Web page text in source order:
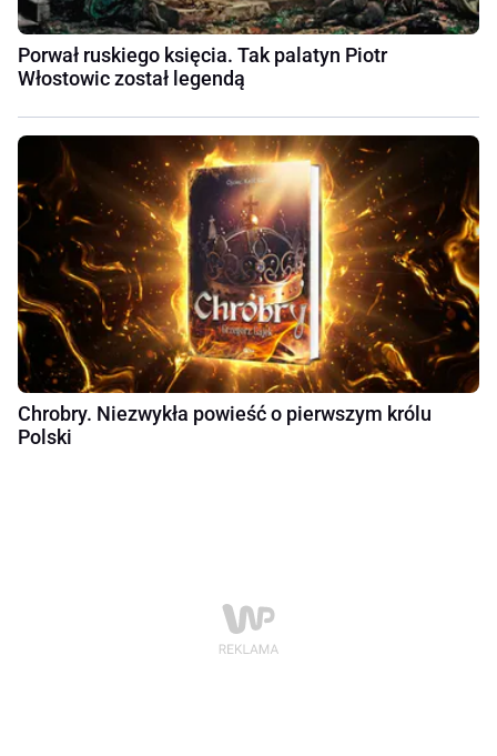
Porwał ruskiego księcia. Tak palatyn Piotr
Włostowic został legendą
Chrobry. Niezwykła powieść o pierwszym królu
Polski